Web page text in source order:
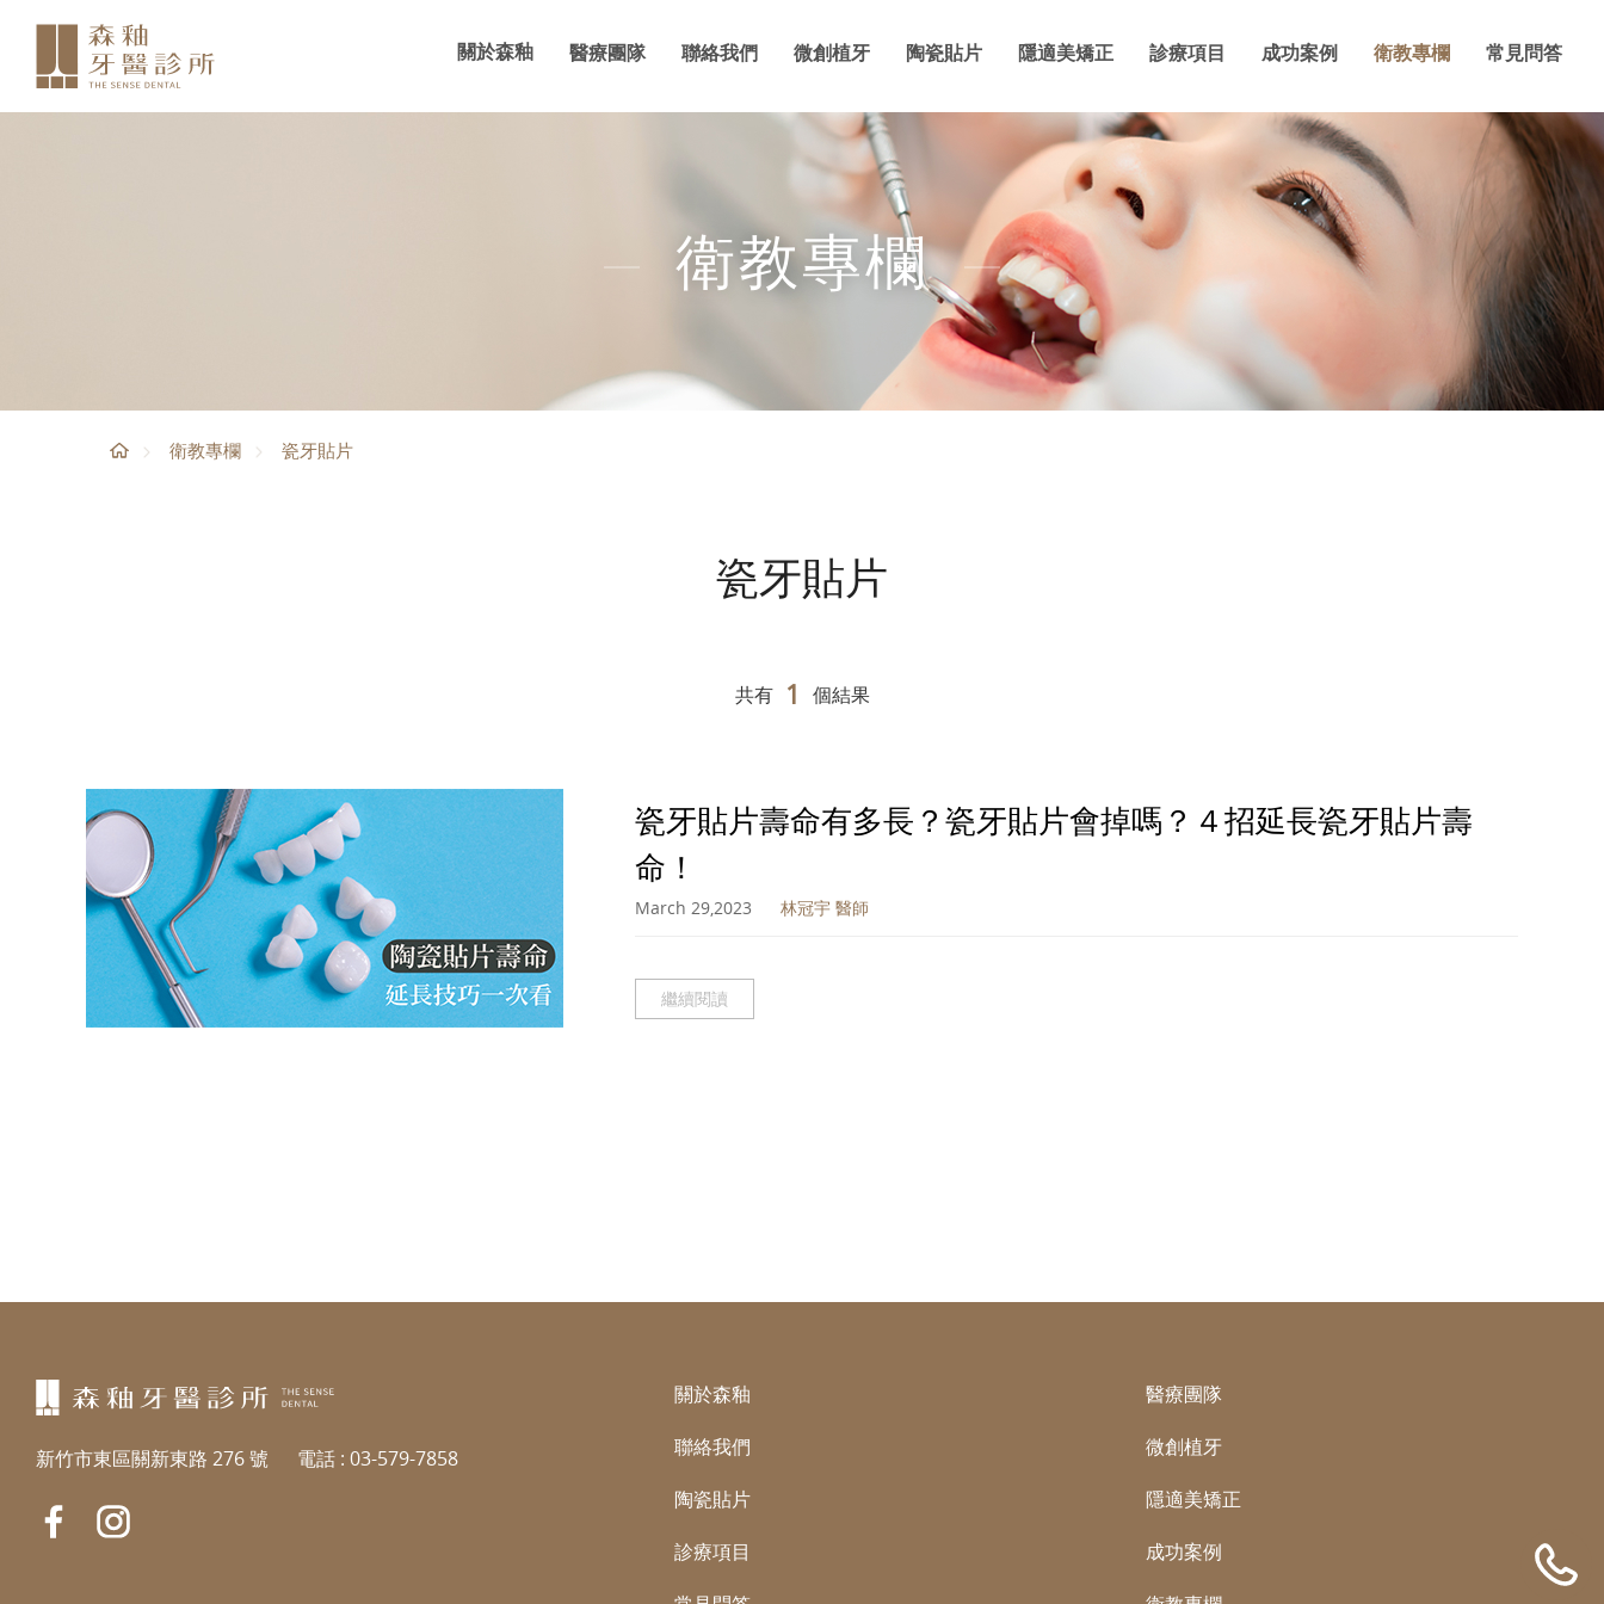
關於森釉 醫療團隊 聯絡我們 微創植牙 陶瓷貼片 隱適美矯正 診療項目 成功案例 衛教專欄 常見問答
衛教專欄
衛教專欄 瓷牙貼片
瓷牙貼片
共有 1 個結果
瓷牙貼片壽命有多長？瓷牙貼片會掉嗎？４招延長瓷牙貼片壽
命！
March 29,2023 林冠宇 醫師
繼續閱讀
關於森釉
醫療團隊
聯絡我們
微創植牙
陶瓷貼片
隱適美矯正
診療項目
成功案例
新竹市東區關新東路 276 號 電話 : 03-579-7858